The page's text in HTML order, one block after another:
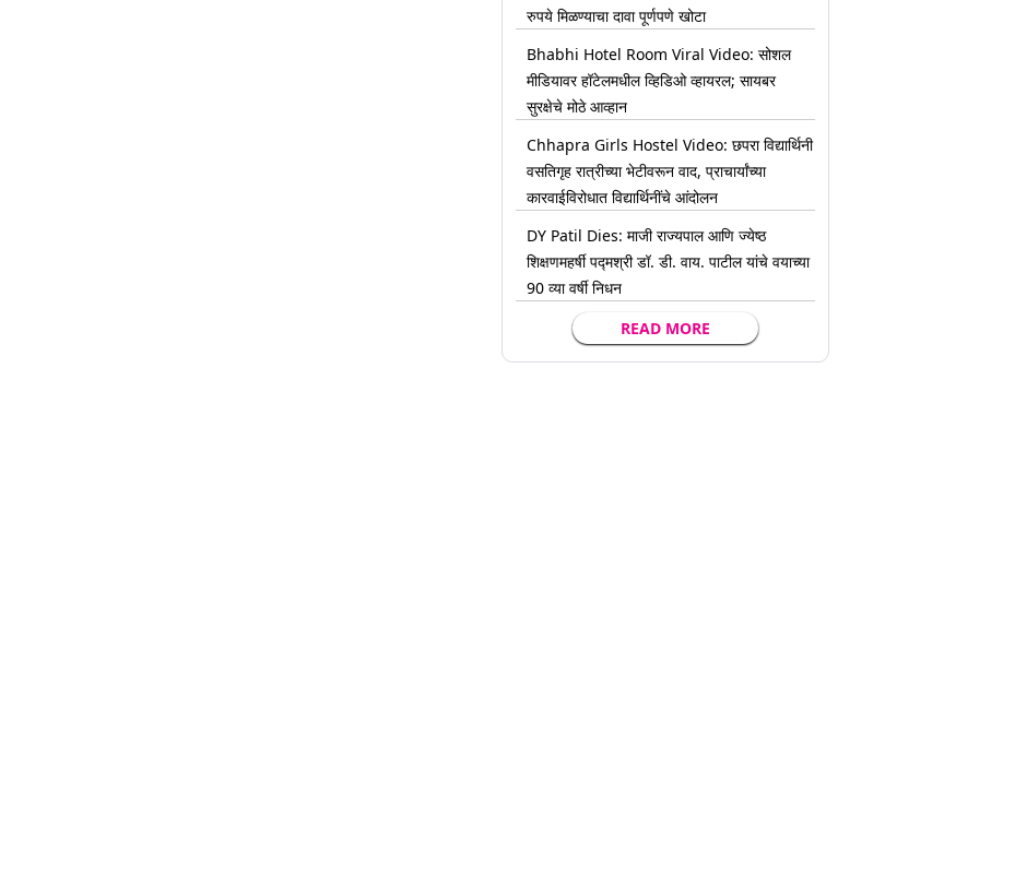
रुपये मिळण्याचा दावा पूर्णपणे खोटा
Bhabhi Hotel Room Viral Video: सोशल
मीडियावर हॉटेलमधील व्हिडिओ व्हायरल; सायबर
सुरक्षेचे मोठे आव्हान
Chhapra Girls Hostel Video: छपरा विद्यार्थिनी
वसतिगृह रात्रीच्या भेटीवरून वाद, प्राचार्यांच्या
कारवाईविरोधात विद्यार्थिनींचे आंदोलन
DY Patil Dies: माजी राज्यपाल आणि ज्येष्ठ
शिक्षणमहर्षी पद्मश्री डॉ. डी. वाय. पाटील यांचे वयाच्या
90 व्या वर्षी निधन
READ MORE